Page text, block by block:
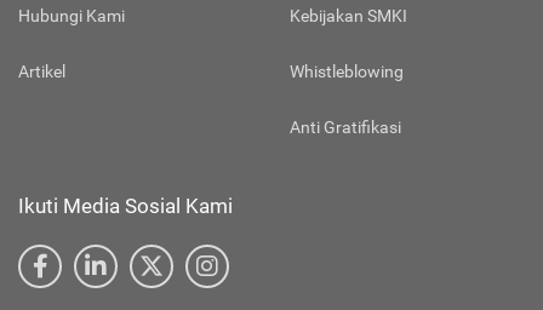
Hubungi Kami
Artikel
Kebijakan SMKI
Whistleblowing
Anti Gratifikasi
Ikuti Media Sosial Kami